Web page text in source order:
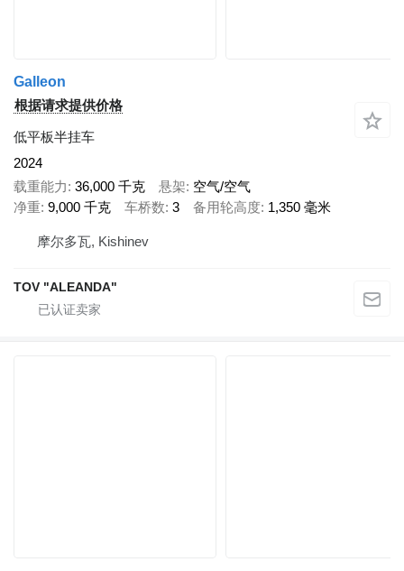
Galleon
根据请求提供价格
低平板半挂车
2024
载重能力 36,000 千克 悬架 空气/空气
净重 9,000 千克 车桥数 3 备用轮高度 1,350 毫米
摩尔多瓦, Kishinev
TOV "ALEANDA"